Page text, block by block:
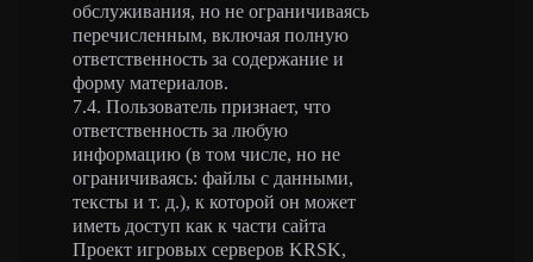
обслуживания, но не ограничиваясь
перечисленным, включая полную
ответственность за содержание и
форму материалов.
7.4. Пользователь признает, что
ответственность за любую
информацию (в том числе, но не
ограничиваясь: файлы с данными,
тексты и т. д.), к которой он может
иметь доступ как к части сайта
Проект игровых серверов KRSK,